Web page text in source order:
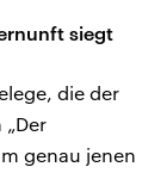
siegt
die der
genau jenen